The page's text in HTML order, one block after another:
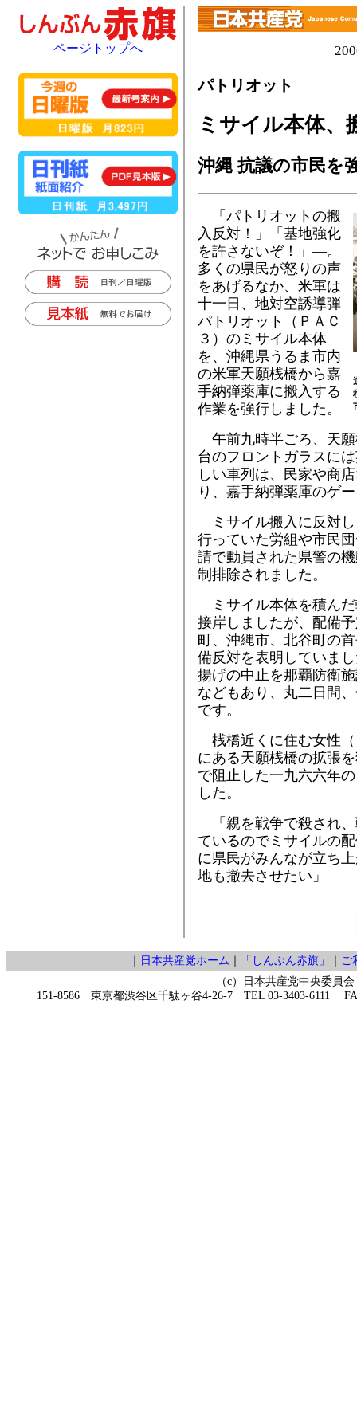
パトリオット
ミサイル本体、
沖縄 抗議の市民を
「パトリオットの搬
入反対！」「基地強化
を許さないぞ！」―。
多くの県民が怒りの声
をあげるなか、米軍は
十一日、地対空誘導弾
パトリオット（ＰＡＣ
３）のミサイル本体
を、沖縄県うるま市内
の米軍天願桟橋から嘉
手納弾薬庫に搬入する
作業を強行しました。
午前九時半ごろ、天
台のフロントガラスに
しい車列は、民家や商
り、嘉手納弾薬庫のゲ
ミサイル搬入に反対
行っていた労組や市民
請で動員された県警の
制排除されました。
ミサイル本体を積ん
接岸しましたが、配備
町、沖縄市、北谷町の
備反対を表明していま
揚げの中止を那覇防衛
などもあり、丸二日間
です。
桟橋近くに住む女性
にある天願桟橋の拡張
で阻止した一九六六年
した。
「親を戦争で殺され
ているのでミサイルの
に県民がみんなが立ち
地も撤去させたい」
ページトップへ
日本共産党ホーム 「しんぶん赤旗」
ご
（c）日本共産党中央委員会
151-8586 東京都渋谷区千駄ヶ谷4-26-7 TEL 03-3403-6111